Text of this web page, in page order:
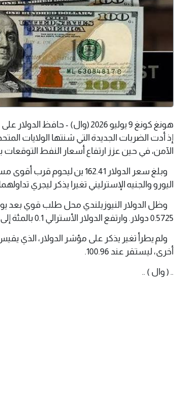
هونغ كونغ 9 يوليو 2026 (وال) -
إذ أدت الضربات الجديدة التي شنتها الولايات
الآمن، في حين عزز ارتفاع أسعار النفط
وبلغ سعر ‌الدولار 162.41 ين
اليورو والجنيه الإسترليني تغيرا ‌يذكر ليجري تداولهما عند 1.1426 دولار، و1.3392 دولار
0.5725 دولار. وارتفع الدولار الأسترالي 0.1 بالمئة إلى 0.6936 دولار.
ولم يطرأ تغير يذكر على مؤشر الدولار، الذي
أخرى، ليستقر عند 100.96.
.. ( وال ) ..